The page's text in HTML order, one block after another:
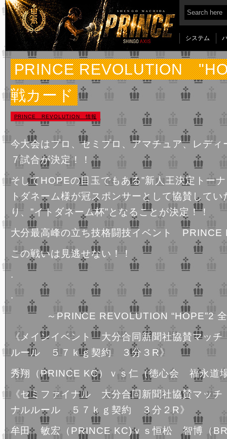
システム
PRINCE REVOLUTION
戦カード
PRINCE REVOLUTION 情報
今大会はプロ、セミプロ、アマチュア、レディ
７試合が決定！！
そしてHOPEの目玉でもある”新人王決定トー
トダネーム様が冠スポンサーとして協賛して
り、”イトダネーム杯”となることが決定！！
大分最高峰の立ち技格闘技イベント PRINCE
この戦いは見逃せない！！
.
.
～PRINCE REVOLUTION “HOPE”2
《メインイベント 大分合同新聞社協賛マッ
ルール ５７ｋｇ契約 ３分３R》
秀翔（PRINCE KC）ｖｓ仁（徳心会 福永道
《セミファイナル 大分合同新聞社協賛マッ
ナルルール ５７ｋｇ契約 ３分２R》
牟田 敏宏（PRINCE KC)ｖｓ恒松 智博（